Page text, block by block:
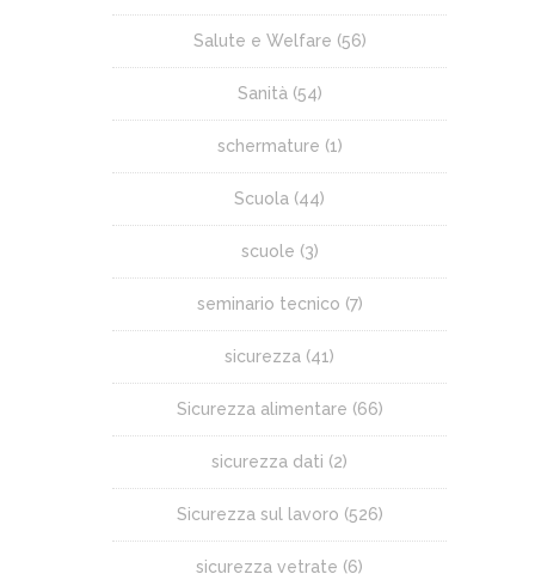
Salute e Welfare (56)
Sanità (54)
schermature (1)
Scuola (44)
scuole (3)
seminario tecnico (7)
sicurezza (41)
Sicurezza alimentare (66)
sicurezza dati (2)
Sicurezza sul lavoro (526)
sicurezza vetrate (6)